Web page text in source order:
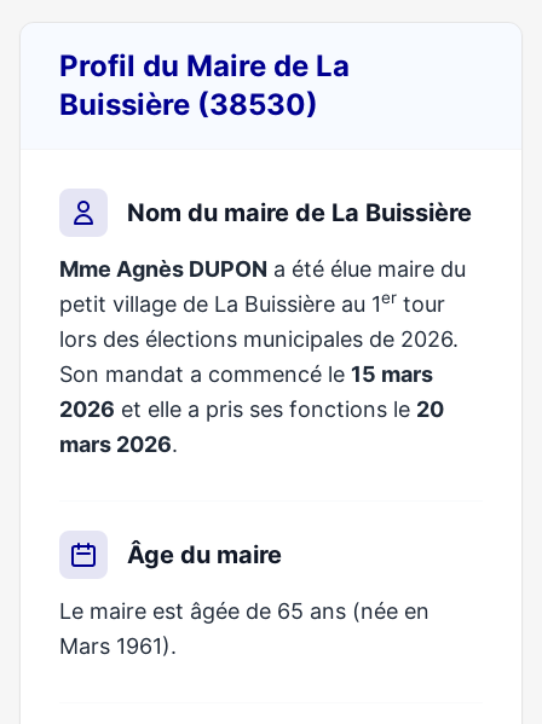
Profil du Maire de La
Buissière (38530)
Nom du maire de La Buissière
Mme Agnès DUPON a été élue maire du
petit village de La Buissière au 1er tour
lors des élections municipales de 2026.
Son mandat a commencé le 15 mars
2026 et elle a pris ses fonctions le 20
mars 2026.
Âge du maire
Le maire est âgée de 65 ans (née en
Mars 1961).